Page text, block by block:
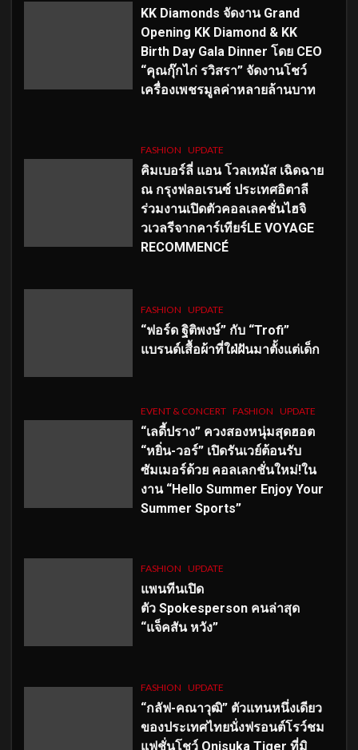
KK Diamonds จัดงาน Grand
Opening KK Diamond & KK
Birth Day Gala Dinner โดย CEO
“คุณกุ๊กไก่ รวิสรา” จัดงานโชว์
เครื่องเพชรมูลค่าหลายล้านบาท
FASHION UPDATE
คิมเบอร์ลี่ แอน โวลเทมัส เฉิดฉาย
ณ กรุงฟลอเรนซ์ ประเทศอิตาลี
ร่วมงานเปิดตัวคอลเลคชั่นไฮจิ
วเวลรีจากคาร์เทียร์LE VOYAGE
RECOMMENCÉ
FASHION UPDATE
“ฟอร์ด ฐิติพงษ์” กับ “Trofi”
แบรนด์เสื้อผ้าที่ใฝ่ฝันมาตั้งแต่เด็ก
EVENT & CONCERT FASHION UPDATE
“เลดี้ปราง” ควงสองหนุ่มสุดฮอต
“หยิ่น-วอร์” เปิดรันเวย์ต้อนรับ
ซัมเมอร์ด้วย คอลเลกชั่นใหม่!ใน
งาน “Hello Summer Enjoy Your
Summer Sports”
FASHION UPDATE
แพนทีนเปิด
ตัว Spokesperson คนล่าสุด
“แจ็คสัน หวัง”
FASHION UPDATE
“กลัฟ-คณาวุฒิ” ตัวแทนหนึ่งเดียว
ของประเทศไทยนั่งฟรอนต์โรว์ชม
แฟชั่นโชว์ Onisuka Tiger ที่มิ